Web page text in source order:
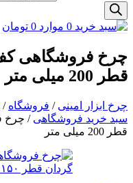
0 موارد 0 تومان
قطر 200 میلی متر
چرخ ابزار امینی / فروشگاه /
سبد خرید فروشگاهی /
قطر 200 میلی متر